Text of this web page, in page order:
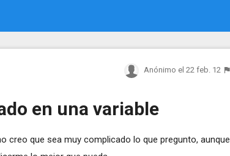
Anónimo el 22 feb. 12
en una variable
creo que sea muy complicado lo que pregunto, aunque